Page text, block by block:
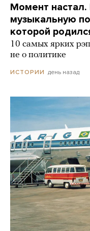
Момент
музыкальную
которой
10 самых ярких
не о политике
ИСТОРИИ день назад